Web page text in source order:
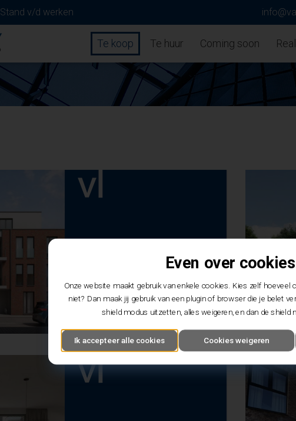
Stand v/d werken
Te koop Te huur Coming soon
VIE -
appartementen
Peulis
Even over
Onze website maakt gebruik van enkele cookies. Kies zelf hoeveel
niet? Dan maak jij gebruik van een plugin of browser die je belet
shield modus uitzetten, alles weigeren, en dan de shield
Ik accepteer alle cookies Cookies weigeren